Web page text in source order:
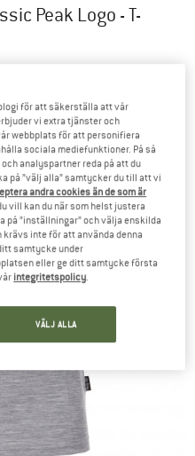
Peak Logo - T-
för att säkerställa att vår
vi extra tjänster och
webbplats för att personifiera
sociala mediefunktioner. På så
analyspartner reda på att du
på ”välj alla” samtycker du till att vi
andra cookies än de som är
vill kan du när som helst justera
”inställningar” och välja enskilda
inte för att använda denna
samtycke under
eller ge ditt samtycke första
integritetspolicy.
VÄLJ ALLA